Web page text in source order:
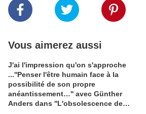
Vous aimerez aussi
J'ai l'impression qu'on s'approche
...''Penser l'être humain face à la
possibilité de son propre
anéantissement…'' avec Günther
Anders dans ''L'obsolescence de